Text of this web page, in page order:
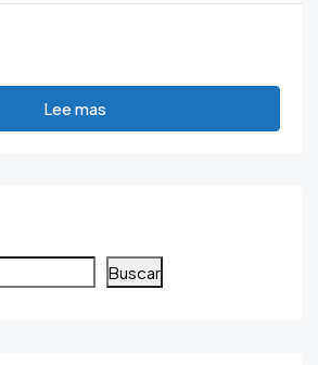
Lee mas
Buscar